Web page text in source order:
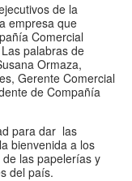
de la
empresa que
Comercial
Las palabras de
Ormaza,
Gerente Comercial
de Compañía
para dar las
bienvenida a los
las papelerías y
del país.